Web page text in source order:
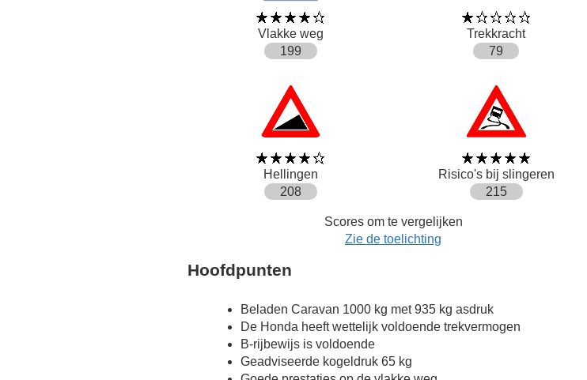
Vlakke weg
Trekkracht
199
79
Hellingen
Risico's bij slingeren
208
215
Scores om te vergelijken
Zie de toelichting
Hoofdpunten
Beladen Caravan 1000 kg met 935 kg asdruk
De Honda heeft wettelijk voldoende trekvermogen
B-rijbewijs is voldoende
Geadviseerde kogeldruk 65 kg